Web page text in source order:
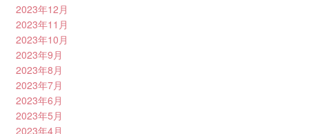
2023年12月
2023年11月
2023年10月
2023年9月
2023年8月
2023年7月
2023年6月
2023年5月
2023年4月